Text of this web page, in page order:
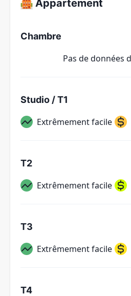
Appartement
Chambre
Pas de données
Studio / T1
Extrêmement facile
T2
Extrêmement facile
T3
Extrêmement facile
T4